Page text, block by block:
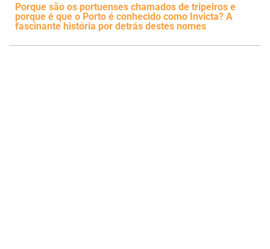
Porque são os portuenses chamados de tripeiros e
porque é que o Porto é conhecido como Invicta? A
fascinante história por detrás destes nomes